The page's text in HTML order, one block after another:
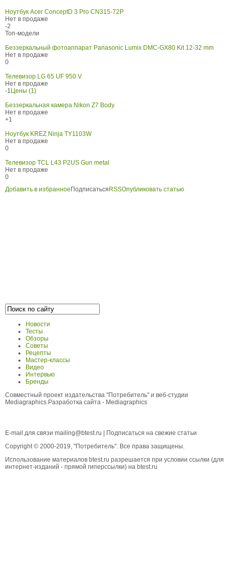
Ноутбук Acer ConceptD 3 Pro CN315-72P
Нет в продаже
-2
Топ-модели
Беззеркальный фотоаппарат Panasonic Lumix DMC-GX80 Kit 12-32 mm
Нет в продаже
0
Телевизор LG 65 UF 950 V
Нет в продаже
-1 Цены (1)
Беззеркальная камера Nikon Z7 Body
Нет в продаже
+1
Ноутбук KREZ Ninja TY1103W
Нет в продаже
0
Телевизор TCL L43 P2US Gun metal
Нет в продаже
0
Добавить в избранное Подписаться RSSОпубликовать статью
Новости
Тесты
Обзоры
Советы
Рецепты
Мастер-классы
Видео
Интервью
Бренды
Совместный проект издательства "Потребитель" и веб-студии
Mediagraphics Разработка сайта - Mediagraphics
E-mail для связи mailing@btest.ru
Подписаться на свежие статьи
Copyright © 2000-2019, "Потребитель". Все права защищены.
Использование материалов btest.ru разрешается при условии ссылки (для
интернет-изданий - прямой гиперссылки) на btest.ru